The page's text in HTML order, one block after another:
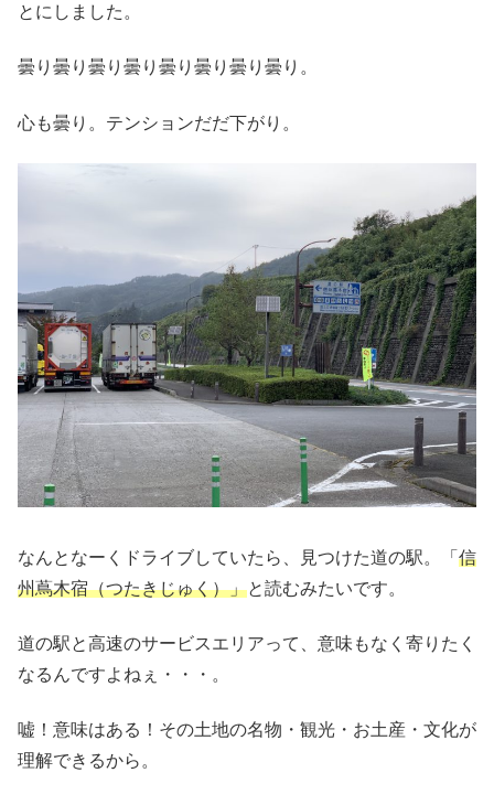
とにしました。
曇り曇り曇り曇り曇り曇り曇り曇り。
心も曇り。テンションだだ下がり。
なんとなーくドライブしていたら、見つけた道の駅。「 信
州蔦木宿（つたきじゅく）」と読むみたいです。
道の駅と高速のサービスエリアって、意味もなく寄りたく
なるんですよねぇ・・・。
嘘！意味はある！その土地の名物・観光・お土産・文化が
理解できるから。